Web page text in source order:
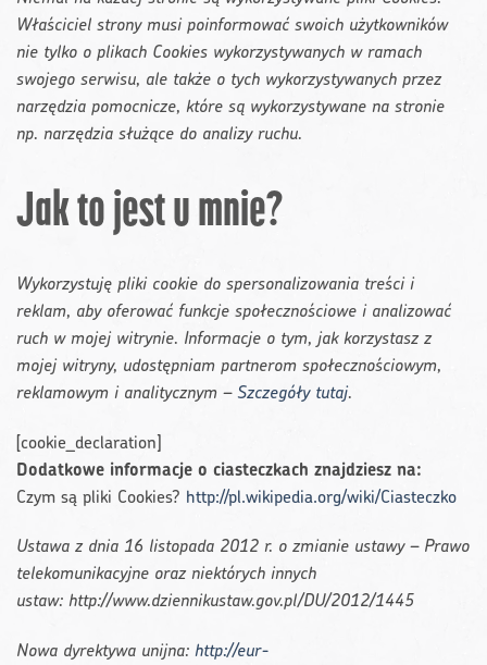
Właściciel strony musi poinformować swoich użytkowników
nie tylko o plikach Cookies wykorzystywanych w ramach
swojego serwisu, ale także o tych wykorzystywanych przez
narzędzia pomocnicze, które są wykorzystywane na stronie
np. narzędzia służące do analizy ruchu.
Jak to jest u mnie?
Wykorzystuję pliki cookie do spersonalizowania treści i
reklam, aby oferować funkcje społecznościowe i analizować
ruch w mojej witrynie. Informacje o tym, jak korzystasz z
mojej witryny, udostępniam partnerom społecznościowym,
reklamowym i analitycznym – Szczegóły tutaj.
[cookie_declaration]
Dodatkowe informacje o ciasteczkach znajdziesz na:
Czym są pliki Cookies? http://pl.wikipedia.org/wiki/Ciasteczko
Ustawa z dnia 16 listopada 2012 r. o zmianie ustawy – Prawo
telekomunikacyjne oraz niektórych innych
ustaw: http://www.dziennikustaw.gov.pl/DU/2012/1445
Nowa dyrektywa unijna: http://eur-